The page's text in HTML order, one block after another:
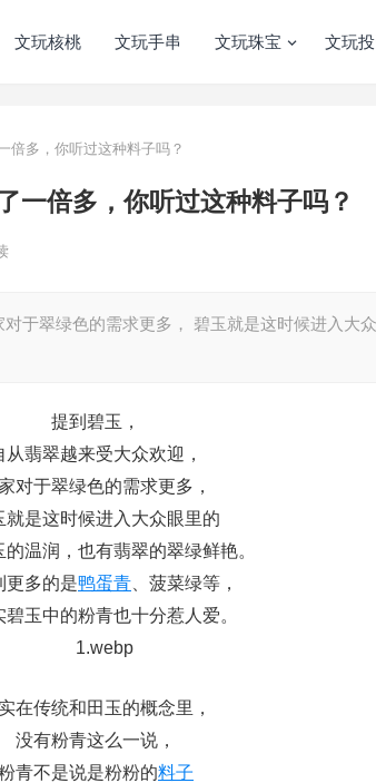
文玩核桃 文玩手串 文玩珠宝 文玩
倍多，你听过这种料子吗？
一倍多，你听过这种料子吗？
于翠绿色的需求更多， 碧玉就是这时候进入大
提到碧玉，
从翡翠越来受大众欢迎，
对于翠绿色的需求更多，
就是这时候进入大众眼里的
的温润，也有翡翠的翠绿鲜艳。
更多的是鸭蛋青 、菠菜绿等，
碧玉中的粉青也十分惹人爱。
在传统和田玉的概念里，
没有粉青这么一说，
青不是说是粉粉的料子